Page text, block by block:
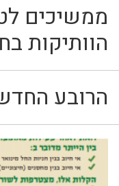
ממשיכים
הוותיקות
הרובע